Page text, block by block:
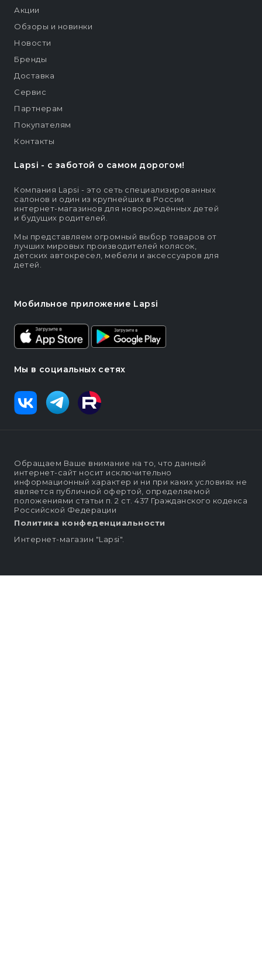
Lapsi - c заботой о самом дорогом!
Компания Lapsi - это сеть специализированных
салонов и один из крупнейших в России
интернет-магазинов для новорождённых детей
и будущих родителей.
Мы представляем огромный выбор товаров от
лучших мировых производителей колясок,
детских автокресел, мебели и аксессуаров для
детей.
Мобильное приложение Lapsi
Мы в социальных сетях
Акции
Обзоры и новинки
Новости
Бренды
Доставка
Сервис
Партнерам
Покупателям
Контакты
Обращаем Ваше внимание на то, что данный
интернет-сайт носит исключительно
информационный характер и ни при каких условиях не
является публичной офертой, определяемой
положениями статьи п. 2 ст. 437 Гражданского кодекса
Российской Федерации
Политика конфеденциальности
Интернет-магазин "Lapsi".